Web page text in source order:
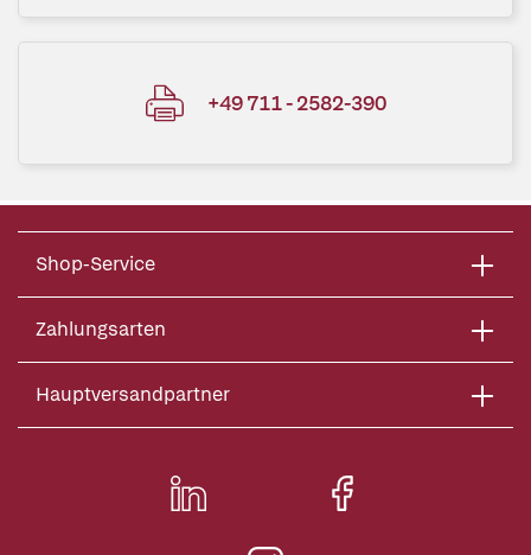
+49 711 - 2582-390
Shop-Service
Zahlungsarten
Hauptversandpartner